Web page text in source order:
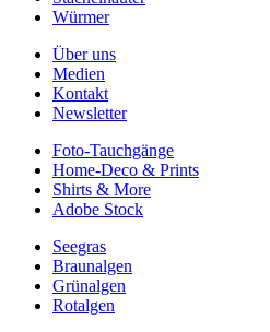
Würmer
Über uns
Medien
Kontakt
Newsletter
Foto-Tauchgänge
Home-Deco & Prints
Shirts & More
Adobe Stock
Seegras
Braunalgen
Grünalgen
Rotalgen